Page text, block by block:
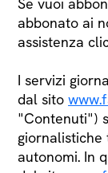
abbonato ai
assistenza
I servizi
dal sito
"Contenuti")
giornalistiche
autonomi. In